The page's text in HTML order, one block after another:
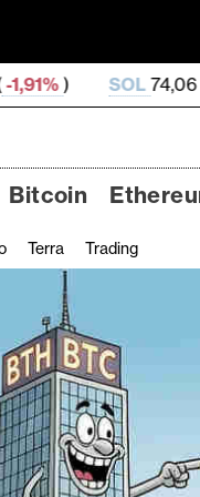
74,06 ( 0,04%)
Bitcoin
Terra Trading